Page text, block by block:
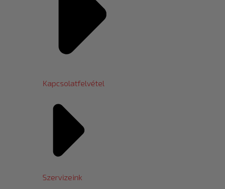
Kapcsolatfelvétel
Szervizeink